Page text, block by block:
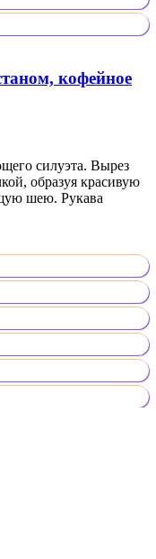
кофейное
силуэта. Вырез
образуя красивую
шею. Рукава